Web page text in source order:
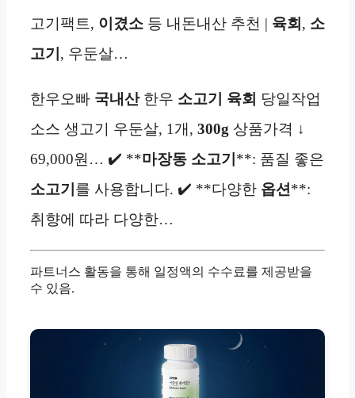
고기팩트, 이겼소 등 내돈내산 추천 | 육회 , 소
고기 , 우둔살…
한우오빠 국내산한우 소고기 육회 당일작업
소스 생고기 우둔살, 1개, 300g 상품가격 ↓
69,000원… ✔️ **마장동 소고기 **: 품질 좋은
소고기 를 사용합니다. ✔️ **다양한 옵션 **:
취향에 따라 다양한…
파트너스 활동을 통해 일정액의 수수료를 제공받을
수 있음.